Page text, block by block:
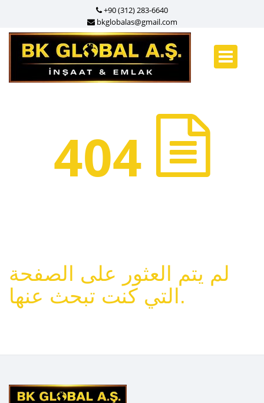
+90 (312) 283-6640
bkglobalas@gmail.com
404
لم يتم العثور على الصفحة
التي كنت تبحث عنها.